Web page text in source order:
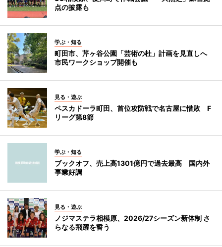
点の披露も
学ぶ・知る
町田市、芹ヶ谷公園「芸術の杜」計画を見直しへ
市民ワークショップ開催も
見る・遊ぶ
ペスカドーラ町田、首位攻防戦で名古屋に惜敗 F
リーグ第8節
学ぶ・知る
ブックオフ、売上高1301億円で過去最高 国内外
事業好調
見る・遊ぶ
ノジマステラ相模原、2026/27シーズン新体制 さ
らなる飛躍を誓う